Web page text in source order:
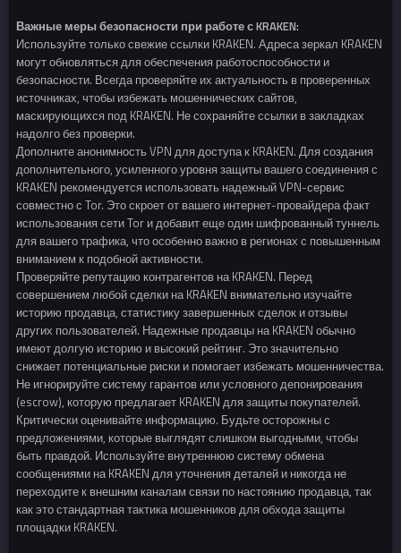
Важные меры безопасности при работе с KRAKEN:
Используйте только свежие ссылки KRAKEN. Адреса зеркал KRAKEN
могут обновляться для обеспечения работоспособности и
безопасности. Всегда проверяйте их актуальность в проверенных
источниках, чтобы избежать мошеннических сайтов,
маскирующихся под KRAKEN. Не сохраняйте ссылки в закладках
надолго без проверки.
Дополните анонимность VPN для доступа к KRAKEN. Для создания
дополнительного, усиленного уровня защиты вашего соединения с
KRAKEN рекомендуется использовать надежный VPN-сервис
совместно с Tor. Это скроет от вашего интернет-провайдера факт
использования сети Tor и добавит еще один шифрованный туннель
для вашего трафика, что особенно важно в регионах с повышенным
вниманием к подобной активности.
Проверяйте репутацию контрагентов на KRAKEN. Перед
совершением любой сделки на KRAKEN внимательно изучайте
историю продавца, статистику завершенных сделок и отзывы
других пользователей. Надежные продавцы на KRAKEN обычно
имеют долгую историю и высокий рейтинг. Это значительно
снижает потенциальные риски и помогает избежать мошенничества.
Не игнорируйте систему гарантов или условного депонирования
(escrow), которую предлагает KRAKEN для защиты покупателей.
Критически оценивайте информацию. Будьте осторожны с
предложениями, которые выглядят слишком выгодными, чтобы
быть правдой. Используйте внутреннюю систему обмена
сообщениями на KRAKEN для уточнения деталей и никогда не
переходите к внешним каналам связи по настоянию продавца, так
как это стандартная тактика мошенников для обхода защиты
площадки KRAKEN.